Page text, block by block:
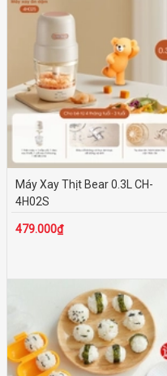
KHOẢNG GIÁ
Dưới 50.000₫
50.000₫ - 100.000₫
100.000₫ - 200.000₫
200.000₫ - 500.000₫
Trên 500.000₫
Máy Xay Thịt Bear 0.3L CH-
4H02S
479.000₫